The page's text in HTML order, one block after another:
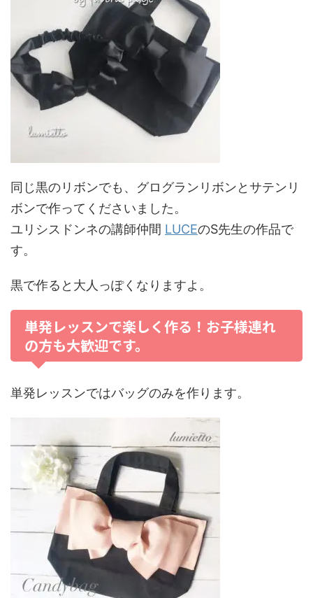
同じ黒のリボンでも、グログランリボンとサテンリ
ボンで作ってくださいました。
ユリシスドンネの講師仲間 LUCEのS先生の作品で
す。
黒で作ると大人っぽくなりますよ。
単発レッスンで楽しく作る！お子様連れ
の方も大歓迎です。
単発レッスンではバッグのみを作ります。